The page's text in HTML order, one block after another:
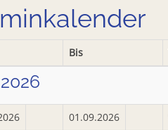
Bis
01.09.2026